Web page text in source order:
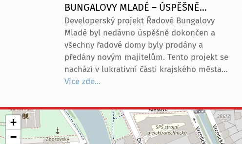
BUNGALOVY MLADÉ – ÚSPĚŠNĚ
PRODÁNO
Developerský projekt Řadové Bungalovy
Mladé byl nedávno úspěšně dokončen a
všechny řadové domy byly prodány a
předány novým majitelům. Tento projekt se
nachází v lukrativní části krajského města
České Budějovice, konkrétně v rezidenční
Tento projekt konkrétně nabízel přízemní
řadové domy o velikosti 3+kk, každý s vlastní
zahradou a venkovním parkovacím stáním.
Více zde...
+
−